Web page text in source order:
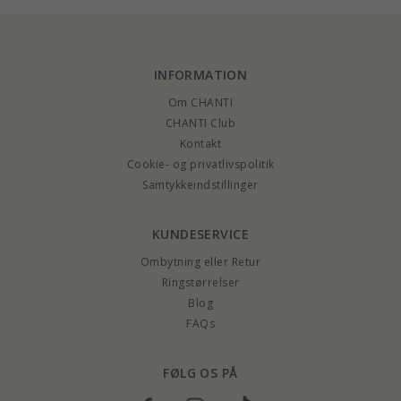
INFORMATION
Om CHANTI
CHANTI Club
Kontakt
Cookie- og privatlivspolitik
Samtykkeindstillinger
KUNDESERVICE
Ombytning eller Retur
Ringstørrelser
Blog
FAQs
FØLG OS PÅ